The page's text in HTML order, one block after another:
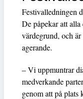
Festivalledningen
De påpekar att alla
värdegrund, och
agerande.
– Vi uppmuntrar
medverkande
genom att på plats